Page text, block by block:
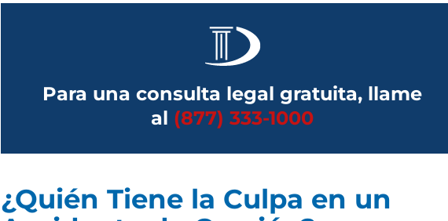
Para una consulta legal gratuita, llame
al (877) 333-1000
¿Quién Tiene la Culpa en un